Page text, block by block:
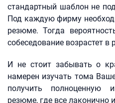
стандартный шаблон не
Под каждую фирму
резюме. Тогда
собеседование возрастет в
И не стоит забывать о
намерен изучать тома
получить
резюме, где все лаконично